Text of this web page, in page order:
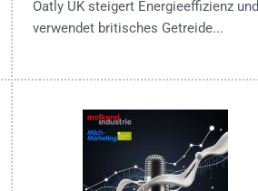
Oatly UK steigert Energieeffizienz und
verwendet britisches Getreide...